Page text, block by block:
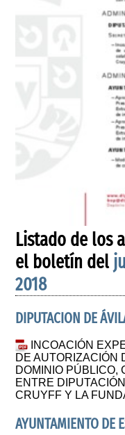
Listado de los
el boletín del
2018
DIPUTACION DE
INCOACIÓN
DE AUTORIZACIÓN
DOMINIO PÚBLICO,
ENTRE
CRUYFF Y LA
AYUNTAMIENTO DE